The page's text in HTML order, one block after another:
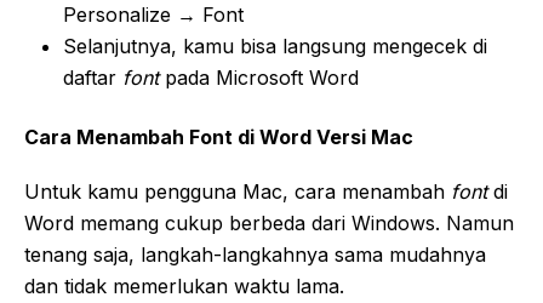
Personalize → Font
Selanjutnya, kamu bisa langsung mengecek di
daftar font pada Microsoft Word
Cara Menambah Font di Word Versi Mac
Untuk kamu pengguna Mac, cara menambah fontdi
Word memang cukup berbeda dari Windows. Namun
tenang saja, langkah-langkahnya sama mudahnya
dan tidak memerlukan waktu lama.